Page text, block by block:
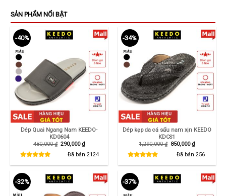
SẢN PHẨM NỔI BẬT
-40%
Dép Quai Ngang Nam KEEDO-
KD0604
480,000₫ Giá
290,000₫Giá
hiện
tại
Đã bán2124
-34%
Dép kẹp da cá sấu nam xịn KEEDO
KDCS1
1,290,000₫ Giá
850,000₫Giá
hiện
tại
Đã bán256
-32% -37%